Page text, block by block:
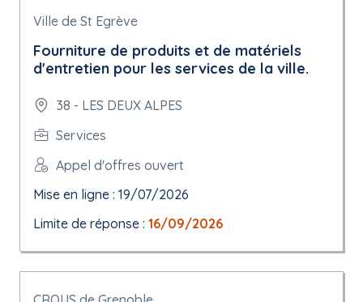
Ville de St Egrève
Fourniture de produits et de matériels
d'entretien pour les services de la ville.
38 - LES DEUX ALPES
Services
Appel d'offres ouvert
Mise en ligne : 19/07/2026
Limite de réponse : 16/09/2026